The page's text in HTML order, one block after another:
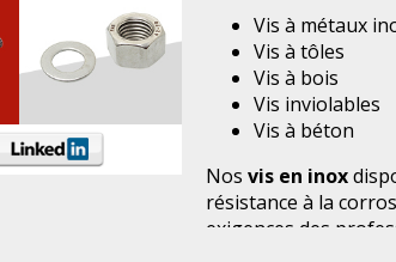
Vis à métaux
Vis à tôles
Vis à bois
Vis inviolables
Vis à béton
Nos vis en inox
résistance à la
exigences des